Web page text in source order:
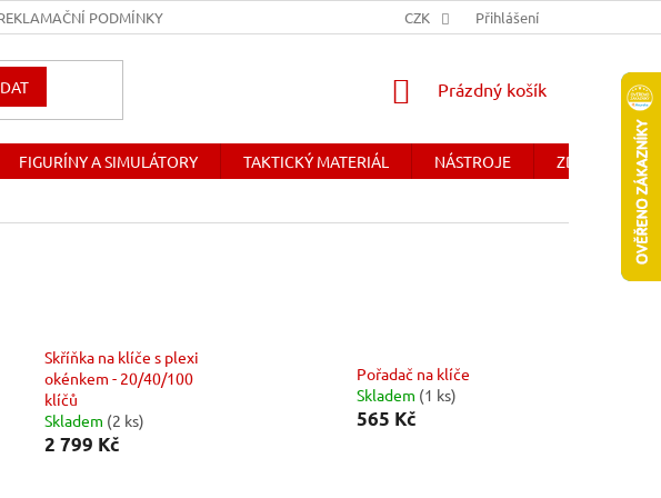
PODMÍNKY OBCHODNÉ PODMIENKY - SLOVENSKO DOPRAVA A PLATBA
CZK Přihlášení
NÁKUPNÍ
Prázdný košík
FIGURÍNY A SIMULÁTORY TAKTICKÝ MATERIÁL NÁSTROJE
Skříňka na klíče s plexi
okénkem - 20/40/100
klíčů
Skladem (2 ks)
2 799 Kč
Pořadač na klíče
Skladem (1 ks)
565 Kč